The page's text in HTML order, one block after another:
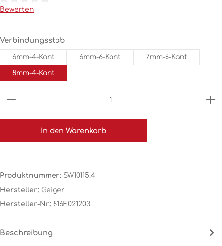
Durchschnittliche Bewertung von 0 von 5 Sternen
Bewerten
Verbindungsstabauswählen
6mm-4-Kant 6mm-6-Kant 7mm-6-Kant
8mm-4-Kant
Produkt Anzahl: Gib den gewünschten Wert
In den Warenkorb
Produktnummer: SW10115.4
Hersteller: Geiger
Hersteller-Nr.: 816F021203
Beschreibung